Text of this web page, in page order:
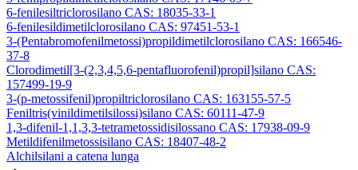
6-fenilesiltriclorosilano CAS: 18035-33-1
6-fenilesildimetilclorosilano CAS: 97451-53-1
3-(Pentabromofenilmetossi)propildimetilclorosilano CAS: 166546-
37-8
Clorodimetil[3-(2,3,4,5,6-pentafluorofenil)propil]silano CAS:
157499-19-9
3-(p-metossifenil)propiltriclorosilano CAS: 163155-57-5
Feniltris(vinildimetilsilossi)silano CAS: 60111-47-9
1,3-difenil-1,1,3,3-tetrametossidisilossano CAS: 17938-09-9
Metildifenilmetossisilano CAS: 18407-48-2
Alchilsilani a catena lunga